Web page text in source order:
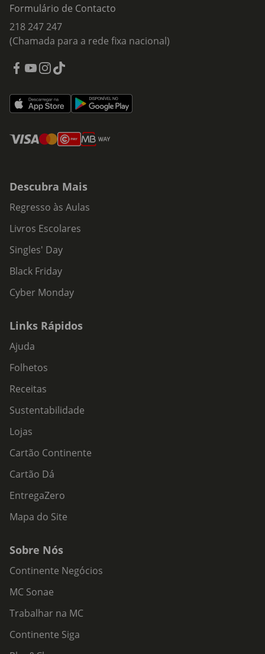
Formulário de Contacto
218 247 247
(Chamada para a rede fixa nacional)
Descubra Mais
Regresso às Aulas
Livros Escolares
Singles' Day
Black Friday
Cyber Monday
Links Rápidos
Ajuda
Folhetos
Receitas
Sustentabilidade
Lojas
Cartão Continente
Cartão Dá
EntregaZero
Mapa do Site
Sobre Nós
Continente Negócios
MC Sonae
Trabalhar na MC
Continente Siga